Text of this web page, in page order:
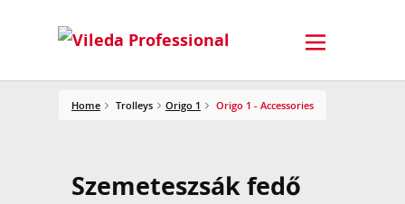
Home Trolleys Origo 1 Origo 1 - Accessories
Szemeteszsák fedő